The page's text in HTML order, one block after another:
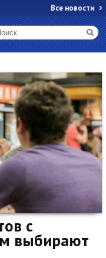
Все новости
с
выбирают